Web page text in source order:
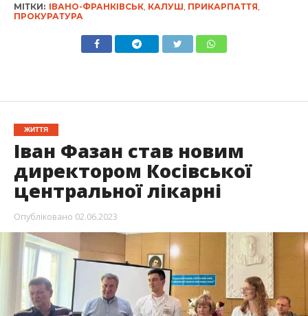
МІТКИ: ІВАНО-ФРАНКІВСЬК, КАЛУШ ПРИКАРПАТТЯ
ПРОКУРАТУРА
ЖИТТЯ
Іван Фазан став новим
директором Косівської
центральної лікарні
Опубліковано 02.06.2023